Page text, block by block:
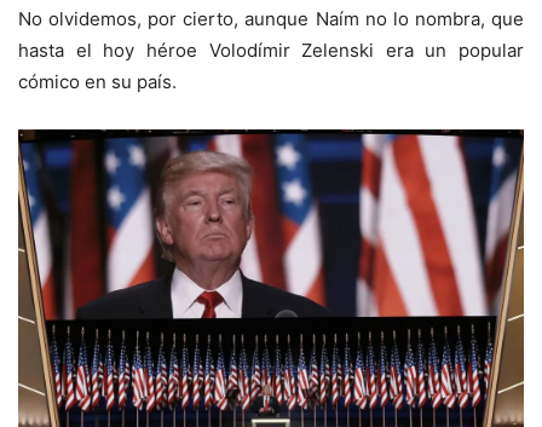
No olvidemos, por cierto, aunque Naím no lo nombra, que
hasta el hoy héroe Volodímir Zelenski era un popular
cómico en su país.